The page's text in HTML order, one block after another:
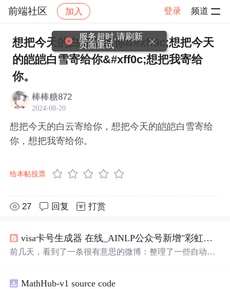
前端社区 加入 登录 频道
社区 前端社区 感慨 帖子详情
想把今天的白云寄给你&#xff0c;想把今天
的皑皑白雪寄给你&#xff0c;想把我寄给
你。
棒棒糖872
2024-08-20
想把今天的白云寄给你，想把今天的皑皑白雪寄给
你，想把我寄给你。
给本帖投票
27 回复 打赏
visa卡号生成器 在线_AINLP公众号新增"彩虹屁生成器"
前几天，看到了一条很有意思的微博：整理了一些自动生
辱骂O网页链接‣ 狗屁不通文章生成器，写稿必备O网页链
MathHub-v1 source code
服务超时,请刷新
页面重试